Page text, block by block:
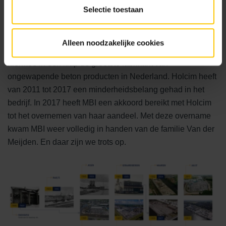
Selectie toestaan
Alleen noodzakelijke cookies
hiermee in één klap de grootste fabrikant van
ongewapende beton producten in Nederland. Holcim heeft
van 2011 tot 2017 een minderheidsbelang gehad in het
bedrijf. In 2017 heeft MBI een akkoord bereikt met Holcim
tot het overnemen van haar aandeel. Met deze overname
kwam MBI weer volledig in handen van de familie Van der
Meijden. En daar zijn we trots op.